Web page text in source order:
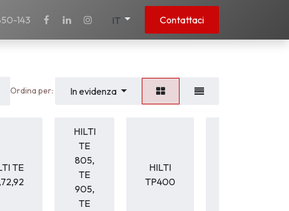
143 IT Contattaci
Ordina per: In evidenza
TE
HILTI
TE
805,
TE
905,
TE
HILTI
TP400